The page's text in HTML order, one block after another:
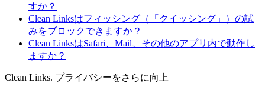
すか？
Clean Linksはフィッシング（「クイッシング」）の試
みをブロックできますか？
Clean LinksはSafari、Mail、その他のアプリ内で動作し
ますか？
Clean Links. プライバシーをさらに向上